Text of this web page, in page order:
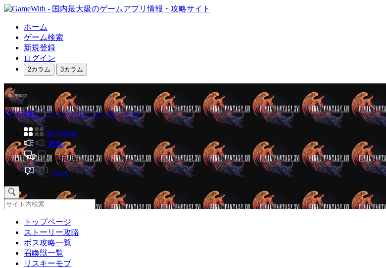
ホーム
ゲーム検索
新規登録
ログイン
2カラム 3カラム
FF16攻略｜ファイナルファンタジー16
他の攻略
速報
掲示板
Q&A
トップページ
ストーリー攻略
ボス攻略一覧
召喚獣一覧
リスキーモブ